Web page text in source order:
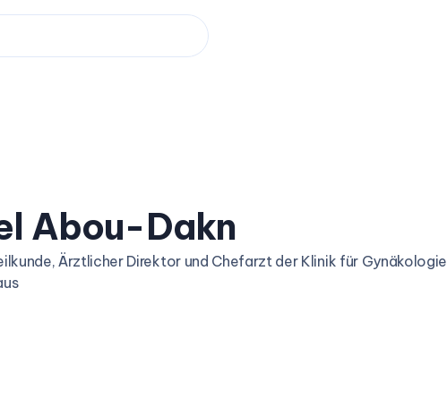
Abou-Dakn
Ärztlicher Direktor und Chefarzt der Klinik für Gynäkologie